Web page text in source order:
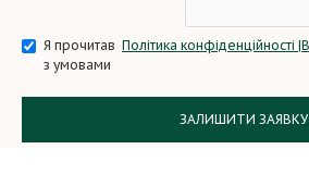
Я прочитав Політика конфіденційності
з умовами
ЗАЛИШИТИ ЗАЯВКУ